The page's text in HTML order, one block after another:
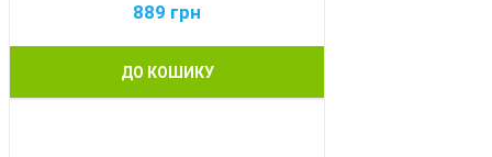
889 грн
ДО КОШИКУ